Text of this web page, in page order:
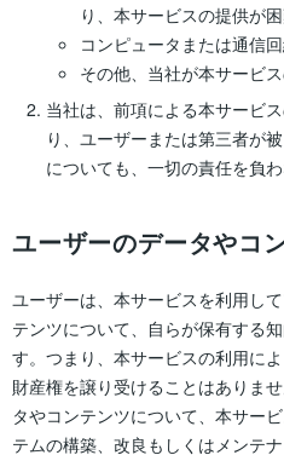
り、本サービスの提供が
コンピュータまたは通信
その他、当社が本サービ
当社は、前項による本サービ
り、ユーザーまたは第三者が
についても、一切の責任を負わ
ユーザーのデータやコ
ユーザーは、本サービスを利用し
テンツについて、自らが保有する
す。つまり、本サービスの利用に
財産権を譲り受けることはありま
タやコンテンツについて、本サー
テムの構築、改良もしくはメンテ